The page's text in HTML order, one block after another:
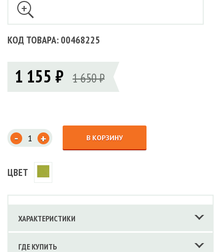
КОД ТОВАРА: 00468225
1 155 ₽ 1 650 ₽
- + В КОРЗИНУ
ЦВЕТ
ХАРАКТЕРИСТИКИ
ГДЕ КУПИТЬ